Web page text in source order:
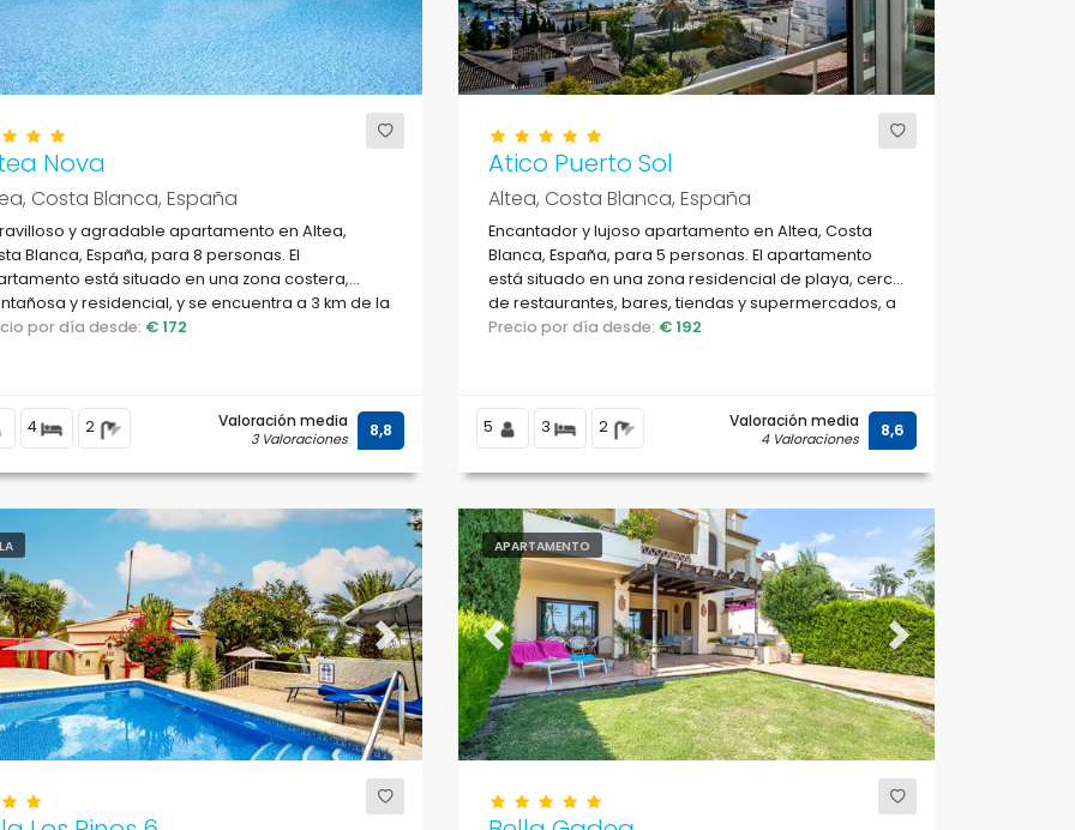
Nova
Costa Blanca, España
y agradable apartamento en Altea,
Blanca, España, para 8 personas. El
está situado en una zona costera,
y residencial, y se encuentra a 3 km de la
de La Olla.
por día desde: € 172
4 2 Valoración media
3 Valoraciones 8,8
Atico Puerto Sol
Altea, Costa Blanca, España
Encantador y lujoso apartamento en Altea, Costa
Blanca, España, para 5 personas. El apartamento
está situado en una zona residencial de playa, cerca
de restaurantes, bares, tiendas y supermercados, a
200 m de la playa y a 0.
Precio por día desde: € 192
5 3 2 Valoración media
4 Valoraciones 8,6
Next
APARTAMENTO
Previous Next